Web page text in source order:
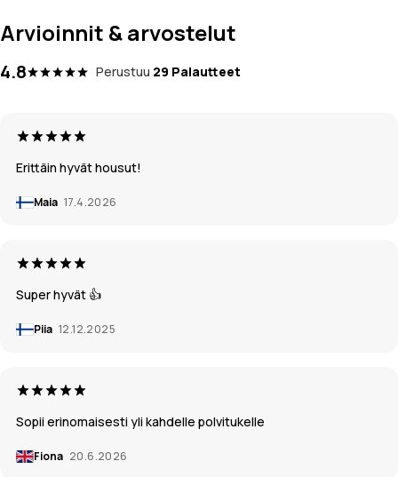
Arvioinnit & arvostelut
4.8 Perustuu 29 Palautteet
Erittäin hyvät housut!
Maia 17.4.2026
Super hyvät 👍
Piia 12.12.2025
Sopii erinomaisesti yli kahdelle polvitukelle
Fiona 20.6.2026